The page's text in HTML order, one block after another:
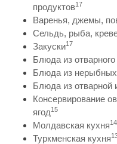
продуктов17
Варенья, джемы,
Сельдь, рыба,
Закуски17
Блюда из
Блюда из нерыбных
Блюда из
Консервирование
ягод15
Молдавская кухня14
Туркменская кухня